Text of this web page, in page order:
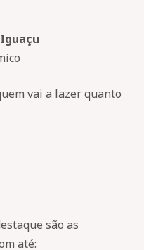
vai a lazer quanto
são as
até: